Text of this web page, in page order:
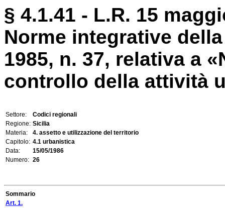
§ 4.1.41 - L.R. 15
Norme integrative
1985, n. 37, relativa a
controllo della attività
Settore:
Codici regionali
Regione: Sicilia
Materia:
4. assetto e utilizzazione del territorio
Capitolo: 4.1 urbanistica
Data:
15/05/1986
Numero: 26
Sommario
Art. 1.